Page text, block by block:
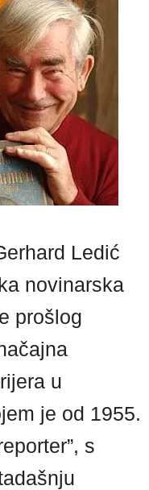
Ledić
novinarska
prošlog
u
je od 1955.
s